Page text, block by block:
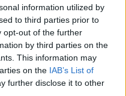
information utilized by
to third parties prior to
opt-out of the further
by third parties on the
This information may
on the IAB’s List of
further disclose it to other